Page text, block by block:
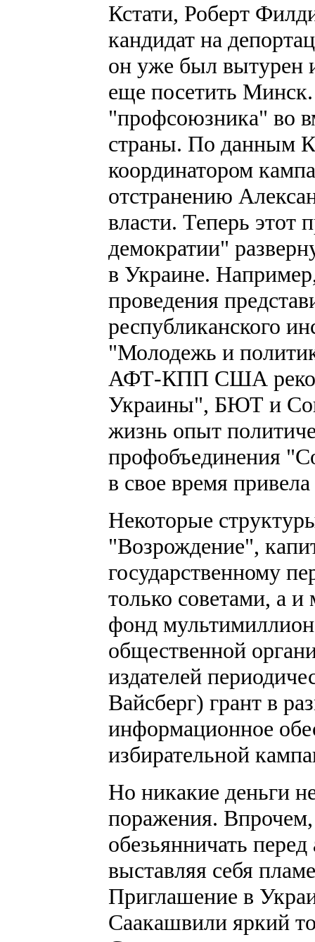
Кстати, Роберт
кандидат на
он уже был вытурен
еще посетить Минск.
"профсоюзника" во
страны. По данным
координатором
отстранению
власти. Теперь этот
демократии"
в Украине.
проведения
республиканского
"Молодежь и
АФТ-КПП США
Украины", БЮТ и
жизнь опыт
профобъединения
в свое время
Некоторые
"Возрождение",
государственному
только советами, а
фонд
общественной
издателей
Вайсберг) грант в
информационное
избирательной
Но никакие деньги
поражения.
обезьянничать
выставляя себя
Приглашение в
Саакашвили яркий